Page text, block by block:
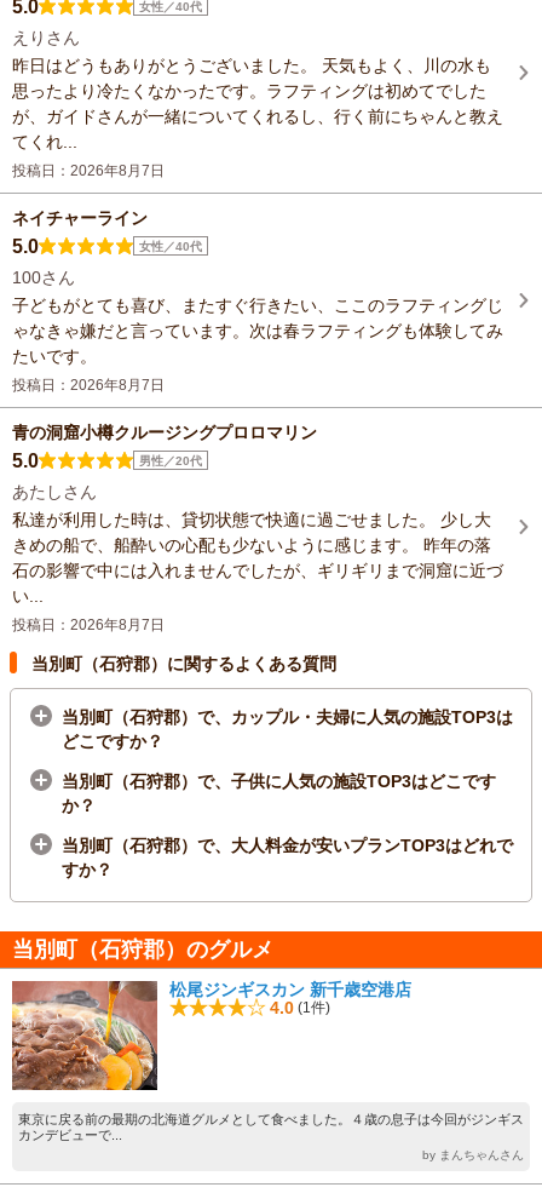
5.0 女性／40代
えりさん
昨日はどうもありがとうございました。 天気もよく、川の水も
思ったより冷たくなかったです。ラフティングは初めてでした
が、ガイドさんが一緒についてくれるし、行く前にちゃんと教え
てくれ...
投稿日：2026年8月7日
ネイチャーライン
5.0 女性／40代
100さん
子どもがとても喜び、またすぐ行きたい、ここのラフティングじ
ゃなきゃ嫌だと言っています。次は春ラフティングも体験してみ
たいです。
投稿日：2026年8月7日
青の洞窟小樽クルージングプロロマリン
5.0 男性／20代
あたしさん
私達が利用した時は、貸切状態で快適に過ごせました。 少し大
きめの船で、船酔いの心配も少ないように感じます。 昨年の落
石の影響で中には入れませんでしたが、ギリギリまで洞窟に近づ
い...
投稿日：2026年8月7日
当別町（石狩郡）に関するよくある質問
当別町（石狩郡）で、カップル・夫婦に人気の施設TOP3は
どこですか？
当別町（石狩郡）で、子供に人気の施設TOP3はどこです
か？
当別町（石狩郡）で、大人料金が安いプランTOP3はどれで
すか？
当別町（石狩郡）のグルメ
松尾ジンギスカン 新千歳空港店
4.0 (1件)
東京に戻る前の最期の北海道グルメとして食べました。４歳の息子は今回がジンギス
カンデビューで...
by まんちゃんさん